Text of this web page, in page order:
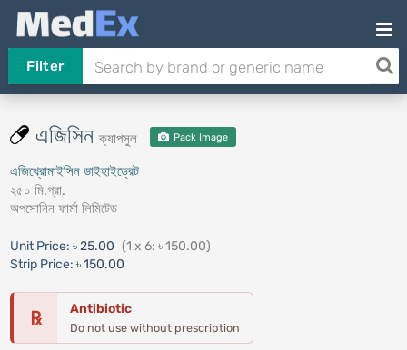
Filter
এজিসিনক্যাপসুল Pack Image
এজিথ্রোমাইসিন ডাইহাইড্রেট
২৫০ মি.গ্রা.
অপসোনিন ফার্মা লিমিটেড
Unit Price: ৳ 25.00 (1 x 6: ৳ 150.00)
Strip Price: ৳ 150.00
℞ Antibiotic
Do not use without prescription